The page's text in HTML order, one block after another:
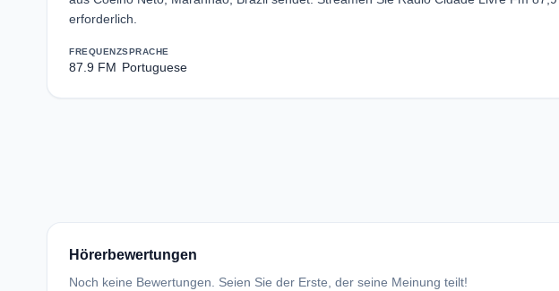
erforderlich.
FREQUENZ
87.9 FM
SPRACHE
Portuguese
Hörerbewertungen
Noch keine Bewertungen. Seien Sie der Erste, der seine Meinung teilt!